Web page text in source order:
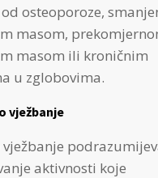
osteoporoze,
masom,
masom ili kroničnim
u zglobovima.
vježbanje
aktivnosti koje